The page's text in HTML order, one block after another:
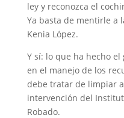
ley y reconozca el
Ya basta de mentirle a
Kenia López.
Y sí: lo que ha hecho
en el manejo de los
debe tratar de limpiar
intervención del
Robado.